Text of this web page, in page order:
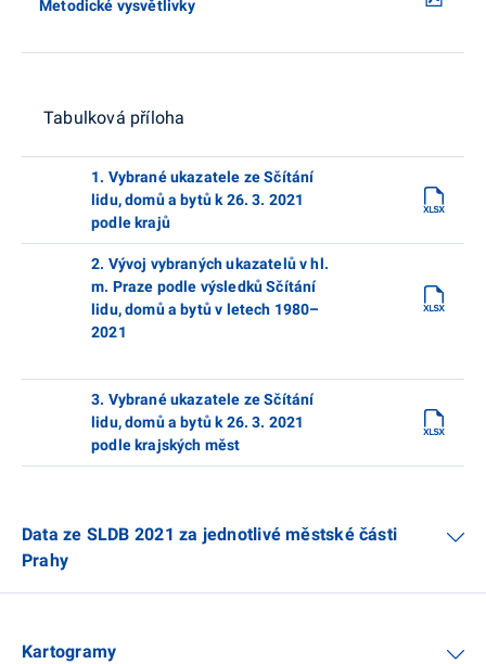
Metodické vysvětlivky
Tabulková příloha
1. Vybrané ukazatele ze Sčítání
lidu, domů a bytů k 26. 3. 2021
podle krajů
2. Vývoj vybraných ukazatelů v hl.
m. Praze podle výsledků Sčítání
lidu, domů a bytů v letech 1980–
2021
3. Vybrané ukazatele ze Sčítání
lidu, domů a bytů k 26. 3. 2021
podle krajských měst
Data ze SLDB 2021 za jednotlivé městské části
Prahy
Kartogramy